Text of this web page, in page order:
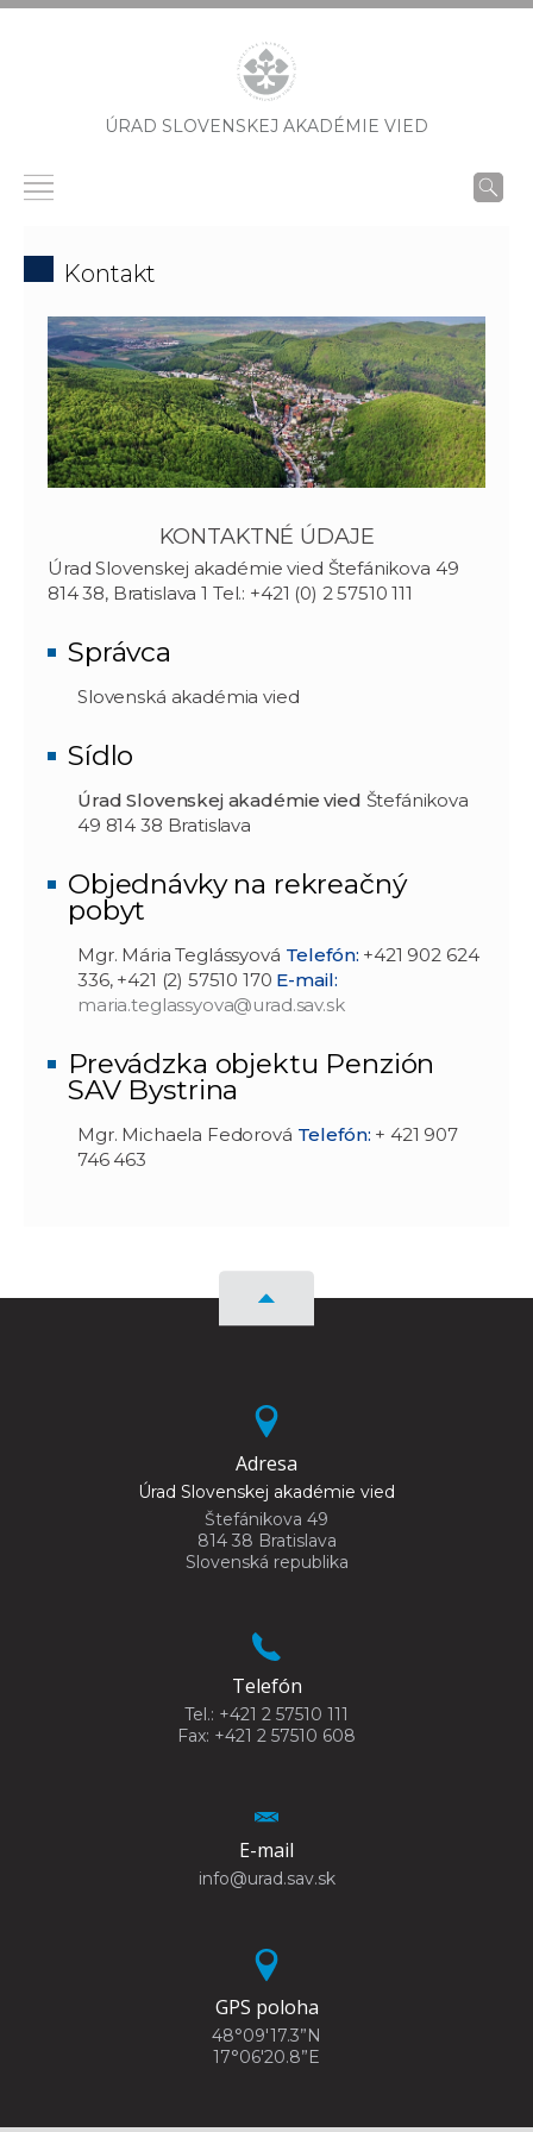
ÚRAD SLOVENSKEJ AKADÉMIE VIED
Kontakt
KONTAKTNÉ ÚDAJE
Úrad Slovenskej akadémie vied Štefánikova 49
814 38, Bratislava 1 Tel.: +421 (0) 2 57510 111
Správca
Slovenská akadémia vied
Sídlo
Úrad Slovenskej akadémie vied Štefánikova
49 814 38 Bratislava
Objednávky na rekreačný
pobyt
Mgr. Mária Teglássyová Telefón: +421 902 624
336, +421 (2) 57510 170 E-mail:
maria.teglassyova@urad.sav.sk
Prevádzka objektu Penzión
SAV Bystrina
Mgr. Michaela Fedorová Telefón: + 421 907
746 463
Adresa
Úrad Slovenskej akadémie vied
Štefánikova 49
814 38 Bratislava
Slovenská republika
Telefón
Tel.: +421 2 57510 111
Fax: +421 2 57510 608
E-mail
info@urad.sav.sk
GPS poloha
48°09'17.3”N
17°06'20.8”E